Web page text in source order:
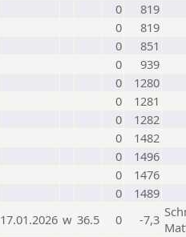
0
819
0
819
0
851
0
939
0
1280
0
1281
0
1282
0
1482
0
1496
0
1476
0
1489
17.01.2026 w 36.5 0 -7,3